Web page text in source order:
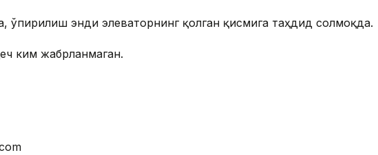
ўпирилиш энди элеваторнинг қолган қисмига таҳдид солмоқда.
ким жабрланмаган.